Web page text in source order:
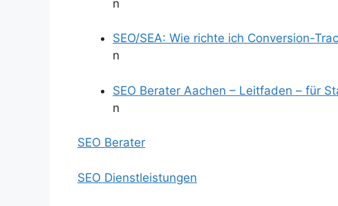
n
SEO/SEA: Wie richte ich Conversion-
n
SEO Berater Aachen – Leitfaden – für
n
SEO Berater
SEO Dienstleistungen